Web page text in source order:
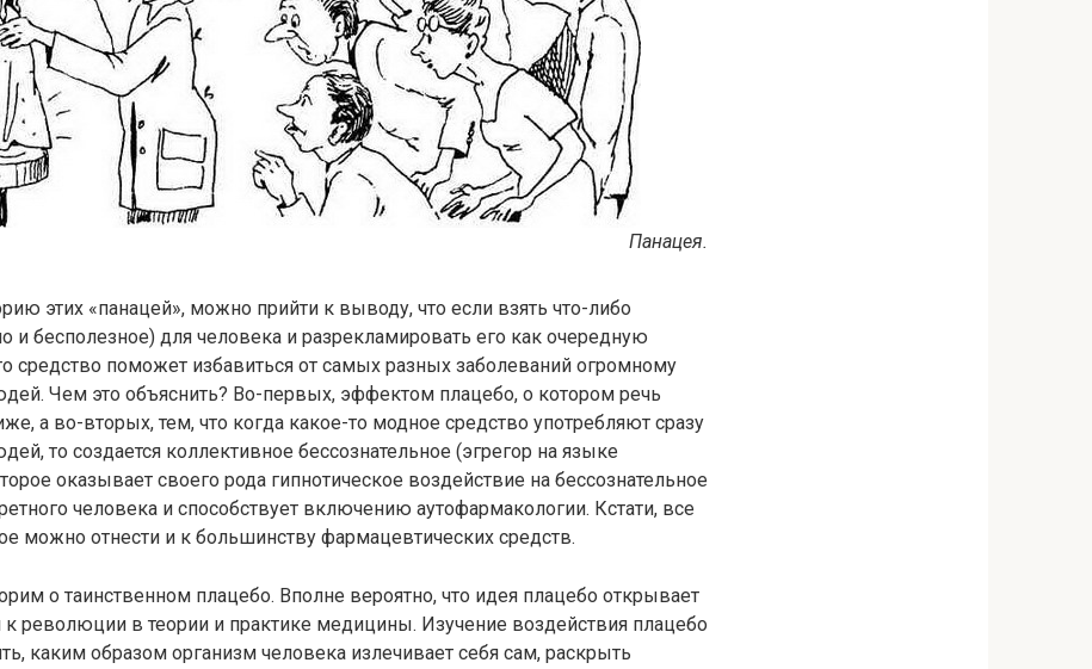
Панацея.
этих «панацей», можно прийти к выводу, что если взять что-либо
и бесполезное) для человека и разрекламировать его как очередную
средство поможет избавиться от самых разных заболеваний огромному
Чем это объяснить? Во-первых, эффектом плацебо, о котором речь
а во-вторых, тем, что когда какое-то модное средство употребляют сразу
то создается коллективное бессознательное (эгрегор на языке
оказывает своего рода гипнотическое воздействие на бессознательное
человека и способствует включению аутофармакологии. Кстати, все
можно отнести и к большинству фармацевтических средств.
о таинственном плацебо. Вполне вероятно, что идея плацебо открывает
к революции в теории и практике медицины. Изучение воздействия плацебо
каким образом организм человека излечивает себя сам, раскрыть